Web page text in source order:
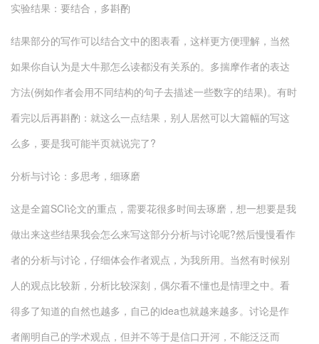
实验结果：要结合，多斟酌
结果部分的写作可以结合文中的图表看，这样更方便理解，当然
如果你自认为是大牛那怎么读都没有关系的。多揣摩作者的表达
方法(例如作者会用不同结构的句子去描述一些数字的结果)。有时
看完以后再斟酌：就这么一点结果，别人居然可以大篇幅的写这
么多，要是我可能半页就说完了?
分析与讨论：多思考，细琢磨
这是全篇SCI论文的重点，需要花很多时间去琢磨，想一想要是我
做出来这些结果我会怎么来写这部分分析与讨论呢?然后慢慢看作
者的分析与讨论，仔细体会作者观点，为我所用。当然有时候别
人的观点比较新，分析比较深刻，偶尔看不懂也是情理之中。看
得多了知道的自然也越多，自己的idea也就越来越多。讨论是作
者阐明自己的学术观点，但并不等于是信口开河，不能泛泛而